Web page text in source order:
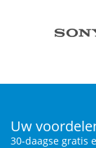
Uw
30-daagse gratis